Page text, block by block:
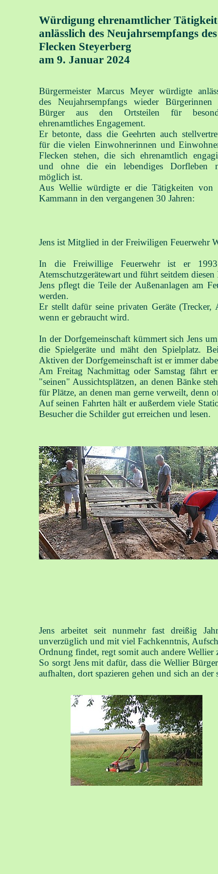
Würdigung ehrenamtlicher
anlässlich des Neujahrsempfangs des
Flecken Steyerberg
am 9. Januar 2024
Bürgermeister Marcus Meyer würdigte
des Neujahrsempfangs wieder Bürgerinnen
Bürger aus den Ortsteilen für
ehrenamtliches Engagement.
Er betonte, dass die Geehrten auch
für die vielen Einwohnerinnen und
Flecken stehen, die sich ehrenamtlich
und ohne die ein lebendiges Dorfleben
möglich ist.
Aus Wellie würdigte er die Tätigkeiten von
Kammann in den vergangenen 30 Jahren:
Jens ist Mitglied in der Freiwiligen Feuerwehr
In die Freiwillige Feuerwehr ist er
Atemschutzgerätewart und führt seitdem
Jens pflegt die Teile der Außenanlagen am
werden.
Er stellt dafür seine privaten Geräte
wenn er gebraucht wird.
In der Dorfgemeinschaft kümmert sich Jens
die Spielgeräte und mäht den Spielplatz.
Aktiven der Dorfgemeinschaft ist er immer
Am Freitag Nachmittag oder Samstag fährt
"seinen" Aussichtsplätzen, an denen Bänke
für Plätze, an denen man gerne verweilt, denn
Auf seinen Fahrten hält er außerdem viele
Besucher die Schilder gut erreichen und lesen.
Jens arbeitet seit nunmehr fast dreißig
unverzüglich und mit viel Fachkenntnis,
Ordnung findet, regt somit auch andere
So sorgt Jens mit dafür, dass die Wellier
aufhalten, dort spazieren gehen und sich an